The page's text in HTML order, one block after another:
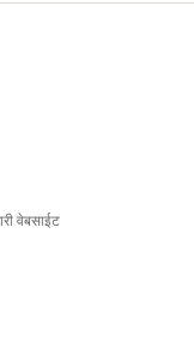
वेबसाईट